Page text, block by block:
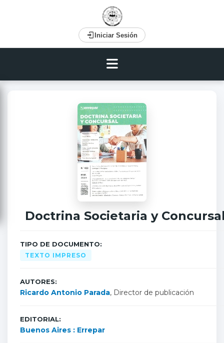
Iniciar Sesión
Doctrina Societaria y
TIPO DE DOCUMENTO:
TEXTO IMPRESO
AUTORES:
Ricardo Antonio Parada, Director de publicación
EDITORIAL:
Buenos Aires : Errepar